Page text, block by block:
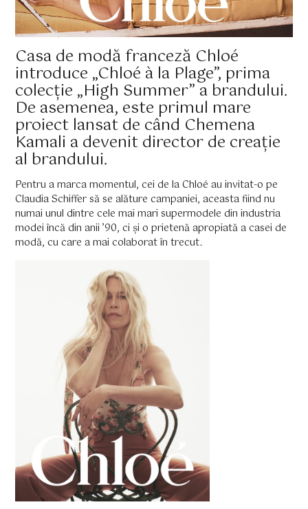
Casa de modă franceză Chloé
introduce „Chloé à la Plage”, prima
colecție „High Summer” a brandului.
De asemenea, este primul mare
proiect lansat de când Chemena
Kamali a devenit director de creație
al brandului.
Pentru a marca momentul, cei de la Chloé au invitat-o pe
Claudia Schiffer să se alăture campaniei, aceasta fiind nu
numai unul dintre cele mai mari supermodele din industria
modei încă din anii ’90, ci și o prietenă apropiată a casei de
modă, cu care a mai colaborat în trecut.